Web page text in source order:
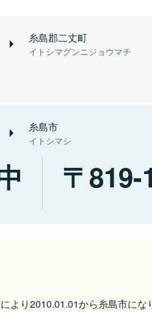
糸島郡二丈町
イトシマグンニジョウマチ
糸島市
イトシマシ
819-
より2010.01.01から糸島市にな